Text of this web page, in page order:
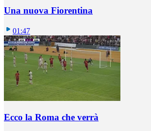
Una nuova Fiorentina
01:47
Ecco la Roma che verrà